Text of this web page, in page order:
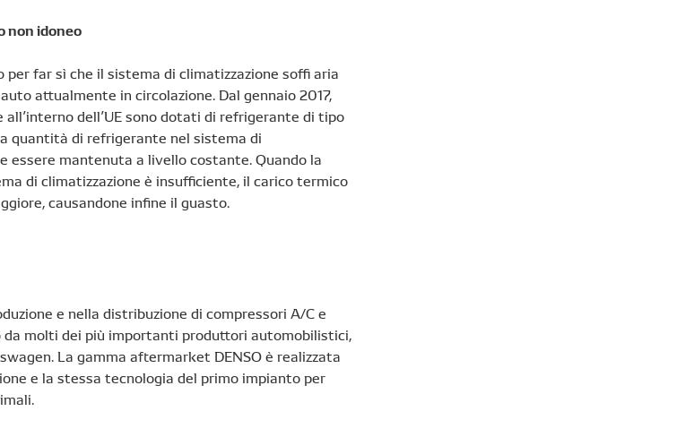
non idoneo
per far sì che il sistema di climatizzazione soffi aria
attualmente in circolazione. Dal gennaio 2017,
dell’UE sono dotati di refrigerante di tipo
quantità di refrigerante nel sistema di
essere mantenuta a livello costante. Quando la
di climatizzazione è insufficiente, il carico termico
causandone infine il guasto.
e nella distribuzione di compressori A/C e
da molti dei più importanti produttori automobilistici,
La gamma aftermarket DENSO è realizzata
e la stessa tecnologia del primo impianto per